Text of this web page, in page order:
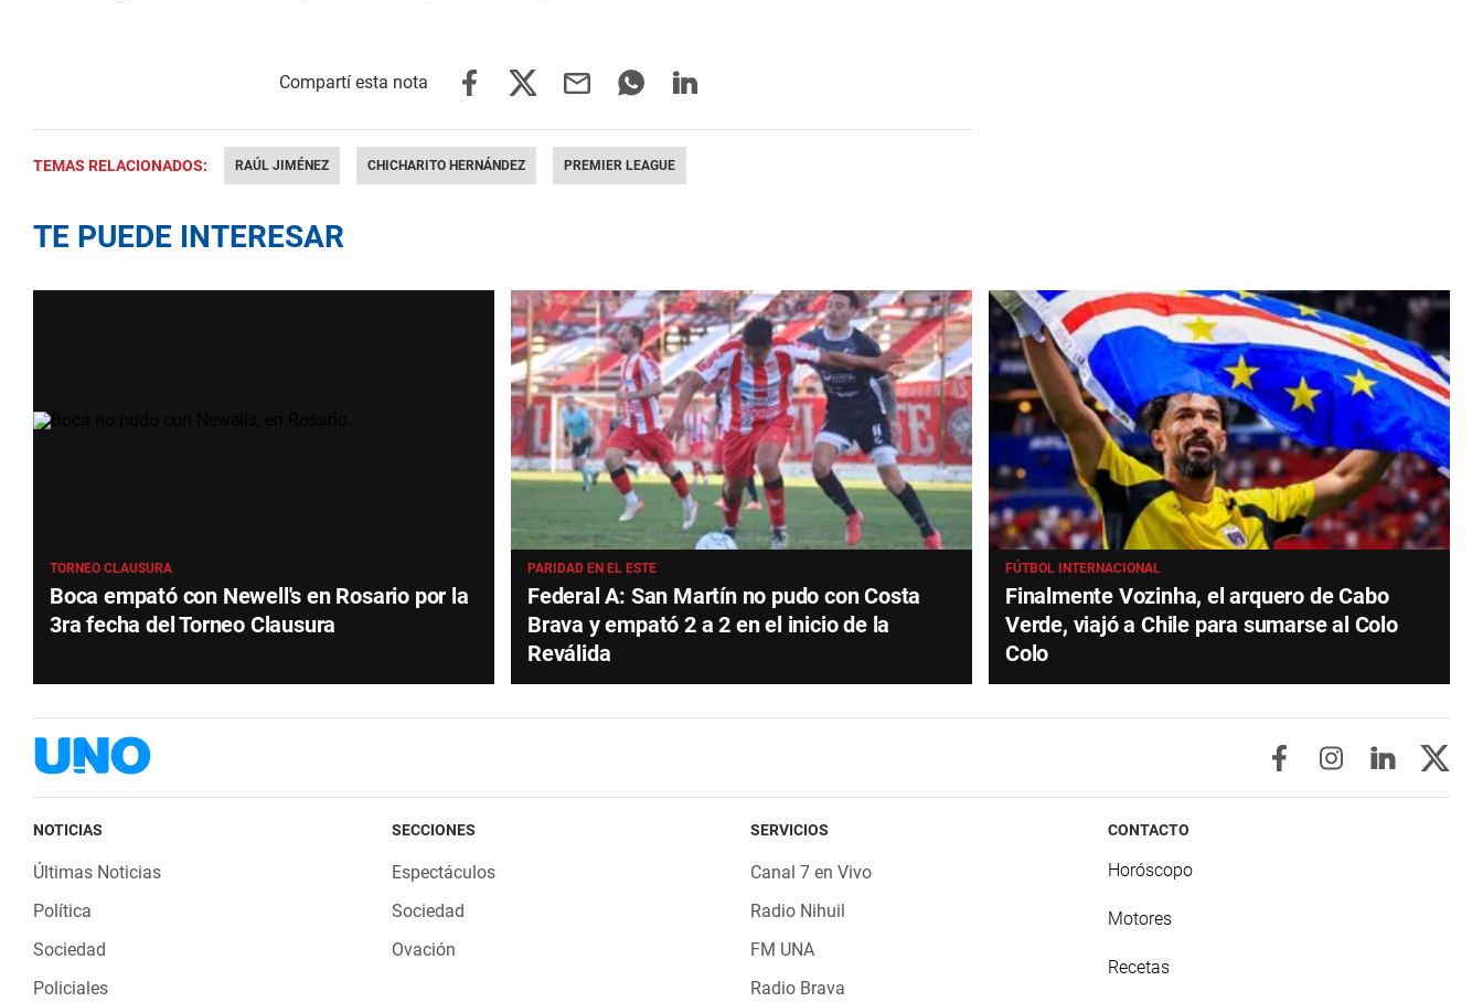
TEMAS RELACIONADOS: RAÚL JIMÉNEZ CHICHARITO HERNÁNDEZ PREMIER LEAGUE
TE PUEDE INTERESAR
TORNEO CLAUSURA
Boca empató con Newell's en Rosario por la
3ra fecha del Torneo Clausura
PARIDAD EN EL ESTE
Federal A: San Martín no pudo con Costa
Brava y empató 2 a 2 en el inicio de la
Reválida
FÚTBOL INTERNACIONAL
Finalmente Vozinha, el arquero de Cabo
Verde, viajó a Chile para sumarse al Colo
Colo
NOTICIAS
Últimas Noticias
Política
Sociedad
Policiales
SECCIONES
Espectáculos
Sociedad
Ovación
SERVICIOS
Canal 7 en Vivo
Radio Nihuil
FM UNA
Radio Brava
CONTACTO
Horóscopo
Motores
Recetas